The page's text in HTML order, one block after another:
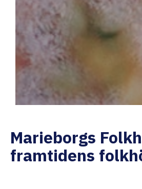
Marieborgs
framtidens